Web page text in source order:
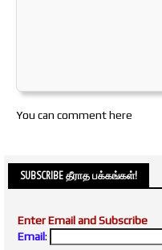
You can comment here
SUBSCRIBE தீராத பக்கங்கள்!
Enter Email and Subscribe
Email: